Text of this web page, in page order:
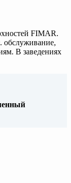
FIMAR.
обслуживание,
В заведениях